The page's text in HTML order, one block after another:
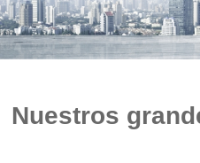
COMPRAR
Nuestros